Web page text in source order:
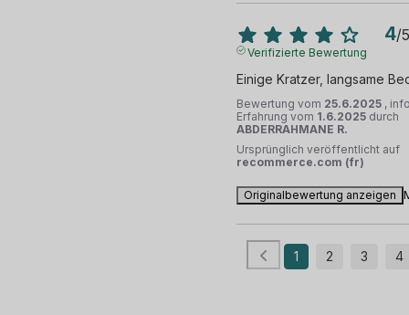
4/5
Verifizierte Bewertung
Einige Kratzer, langsame
Bewertung vom 25.6.2025 ,
Erfahrung vom 1.6.2025 durch
ABDERRAHMANE R.
Ursprünglich veröffentlicht auf
recommerce.com (fr)
Originalbewertung anzeigen
1 2 3 4